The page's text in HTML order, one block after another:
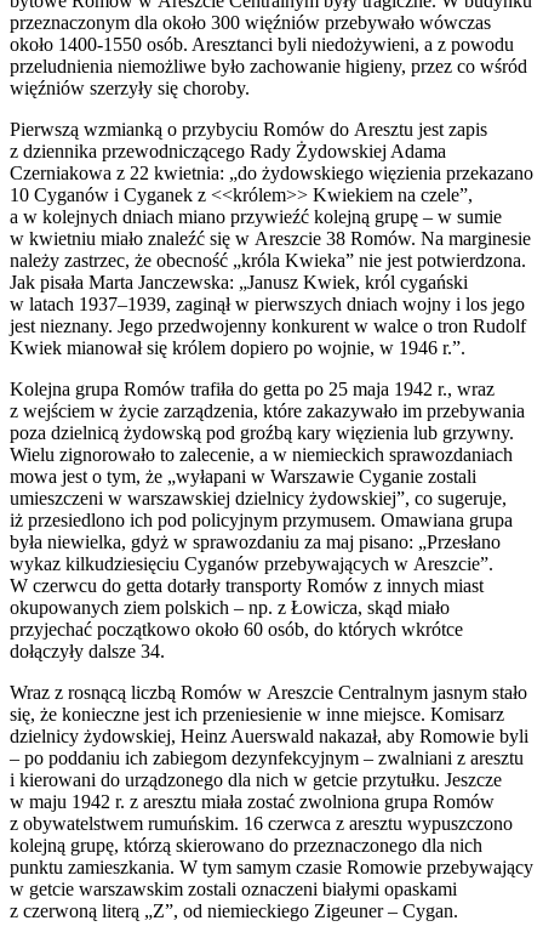
przeznaczonym dla około 300 więźniów przebywało wówczas
około 1400-1550 osób. Aresztanci byli niedożywieni, a z powodu
przeludnienia niemożliwe było zachowanie higieny, przez co wśród
więźniów szerzyły się choroby.
Pierwszą wzmianką o przybyciu Romów do Aresztu jest zapis
z dziennika przewodniczącego Rady Żydowskiej Adama
Czerniakowa z 22 kwietnia: „do żydowskiego więzienia przekazano
10 Cyganów i Cyganek z <<królem>> Kwiekiem na czele”,
a w kolejnych dniach miano przywieźć kolejną grupę – w sumie
w kwietniu miało znaleźć się w Areszcie 38 Romów. Na marginesie
należy zastrzec, że obecność „króla Kwieka” nie jest potwierdzona.
Jak pisała Marta Janczewska: „Janusz Kwiek, król cygański
w latach 1937–1939, zaginął w pierwszych dniach wojny i los jego
jest nieznany. Jego przedwojenny konkurent w walce o tron Rudolf
Kwiek mianował się królem dopiero po wojnie, w 1946 r.”.
Kolejna grupa Romów trafiła do getta po 25 maja 1942 r., wraz
z wejściem w życie zarządzenia, które zakazywało im przebywania
poza dzielnicą żydowską pod groźbą kary więzienia lub grzywny.
Wielu zignorowało to zalecenie, a w niemieckich sprawozdaniach
mowa jest o tym, że „wyłapani w Warszawie Cyganie zostali
umieszczeni w warszawskiej dzielnicy żydowskiej”, co sugeruje,
iż przesiedlono ich pod policyjnym przymusem. Omawiana grupa
była niewielka, gdyż w sprawozdaniu za maj pisano: „Przesłano
wykaz kilkudziesięciu Cyganów przebywających w Areszcie”.
W czerwcu do getta dotarły transporty Romów z innych miast
okupowanych ziem polskich – np. z Łowicza, skąd miało
przyjechać początkowo około 60 osób, do których wkrótce
dołączyły dalsze 34.
Wraz z rosnącą liczbą Romów w Areszcie Centralnym jasnym stało
się, że konieczne jest ich przeniesienie w inne miejsce. Komisarz
dzielnicy żydowskiej, Heinz Auerswald nakazał, aby Romowie byli
– po poddaniu ich zabiegom dezynfekcyjnym – zwalniani z aresztu
i kierowani do urządzonego dla nich w getcie przytułku. Jeszcze
w maju 1942 r. z aresztu miała zostać zwolniona grupa Romów
z obywatelstwem rumuńskim. 16 czerwca z aresztu wypuszczono
kolejną grupę, którzą skierowano do przeznaczonego dla nich
punktu zamieszkania. W tym samym czasie Romowie przebywający
w getcie warszawskim zostali oznaczeni białymi opaskami
z czerwoną literą „Z”, od niemieckiego Zigeuner – Cygan.